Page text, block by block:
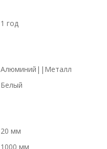
1 год
Алюминий||Металл
Белый
20 мм
1000 мм